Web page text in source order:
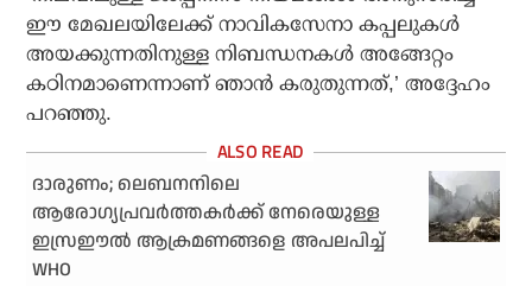
ഈ മേഖലയിലേക്ക് നാവികസേനാ കപ്പലുകള്‍
അയക്കുന്നതിനുള്ള നിബന്ധനകള്‍ അങ്ങേറ്റം
കഠിനമാണെന്നാണ് ഞാന്‍ കരുതുന്നത്,’ അദ്ദേഹം
പറഞ്ഞു.
ദാരുണം; ലെബനനിലെ
ആരോഗ്യപ്രവര്‍ത്തകര്‍ക്ക് നേരെയുള്ള
ഇസ്രഈല്‍ ആക്രമണങ്ങളെ അപലപിച്ച്
WHO